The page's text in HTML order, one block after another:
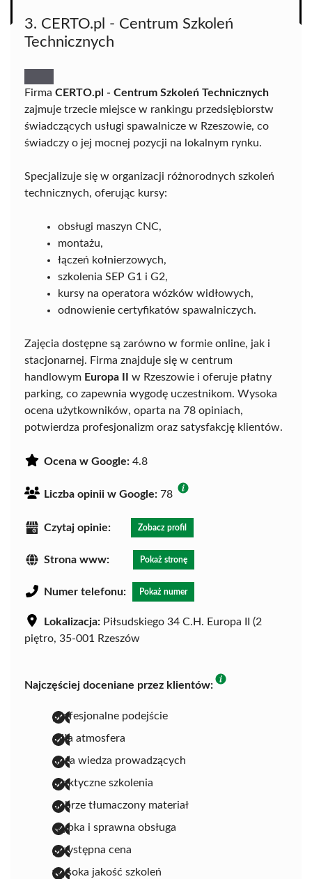
3. CERTO.pl - Centrum Szkoleń
Technicznych
Firma CERTO.pl - Centrum Szkoleń Technicznych
zajmuje trzecie miejsce w rankingu przedsiębiorstw
świadczących usługi spawalnicze w Rzeszowie, co
świadczy o jej mocnej pozycji na lokalnym rynku.
Specjalizuje się w organizacji różnorodnych szkoleń
technicznych, oferując kursy:
obsługi maszyn CNC,
montażu,
łączeń kołnierzowych,
szkolenia SEP G1 i G2,
kursy na operatora wózków widłowych,
odnowienie certyfikatów spawalniczych.
Zajęcia dostępne są zarówno w formie online, jak i
stacjonarnej. Firma znajduje się w centrum
handlowym Europa II
w Rzeszowie i oferuje płatny
parking, co zapewnia wygodę uczestnikom. Wysoka
ocena użytkowników, oparta na 78 opiniach,
potwierdza profesjonalizm oraz satysfakcję klientów.
Ocena w Google: 4.8
Liczba opinii w Google: 78
Czytaj opinie: Zobacz profil
Strona www: Pokaż stronę
Numer telefonu: Pokaż numer
Lokalizacja: Piłsudskiego 34 C.H. Europa II (2
piętro, 35-001 Rzeszów
Najczęściej doceniane przez klientów:
profesjonalne podejście
miła atmosfera
duża wiedza prowadzących
praktyczne szkolenia
dobrze tłumaczony materiał
szybka i sprawna obsługa
przystępna cena
wysoka jakość szkoleń